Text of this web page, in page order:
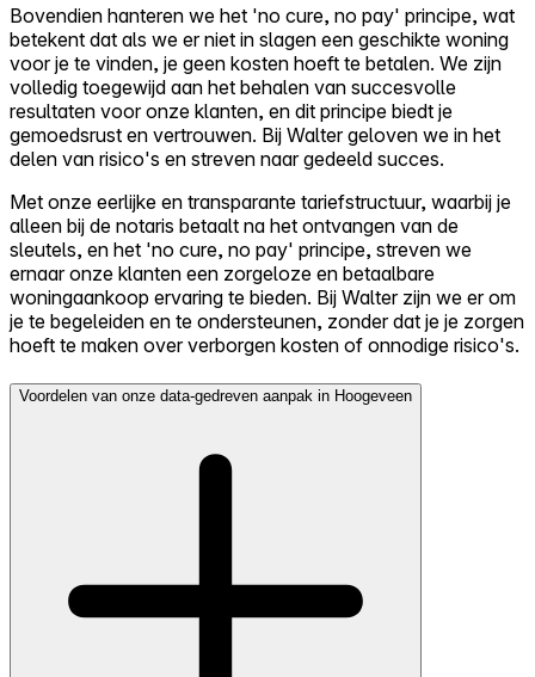
Bovendien hanteren we het 'no cure, no pay' principe, wat
betekent dat als we er niet in slagen een geschikte woning
voor je te vinden, je geen kosten hoeft te betalen. We zijn
volledig toegewijd aan het behalen van succesvolle
resultaten voor onze klanten, en dit principe biedt je
gemoedsrust en vertrouwen. Bij Walter geloven we in het
delen van risico's en streven naar gedeeld succes.
Met onze eerlijke en transparante tariefstructuur, waarbij je
alleen bij de notaris betaalt na het ontvangen van de
sleutels, en het 'no cure, no pay' principe, streven we
ernaar onze klanten een zorgeloze en betaalbare
woningaankoop ervaring te bieden. Bij Walter zijn we er om
je te begeleiden en te ondersteunen, zonder dat je je zorgen
hoeft te maken over verborgen kosten of onnodige risico's.
Voordelen van onze data-gedreven aanpak in Hoogeveen